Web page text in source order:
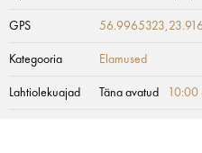
GPS
Kategooria Elamused
Lahtiolekuajad Täna avatud